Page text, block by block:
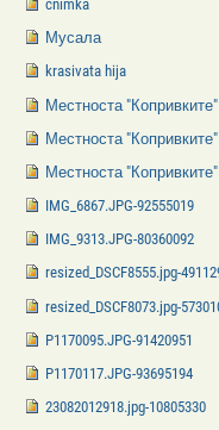
cnimka
Мусала
krasivata hija
Местноста "Копривките"
Местноста "Копривките"
Местноста "Копривките"
IMG_6867.JPG-92555019
IMG_9313.JPG-80360092
resized_DSCF8555.jpg-
resized_DSCF8073.jpg-
P1170095.JPG-91420951
P1170117.JPG-93695194
23082012918.jpg-10805330